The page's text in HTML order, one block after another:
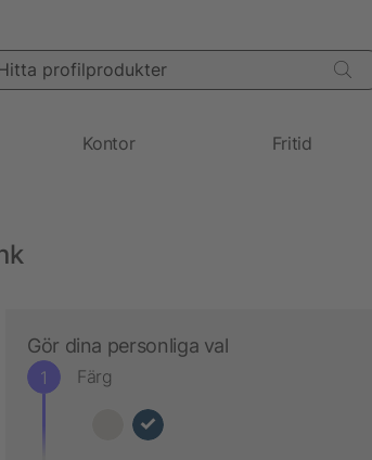
profilprodukter
Kontor Fritid
Gör dina personliga val
Färg